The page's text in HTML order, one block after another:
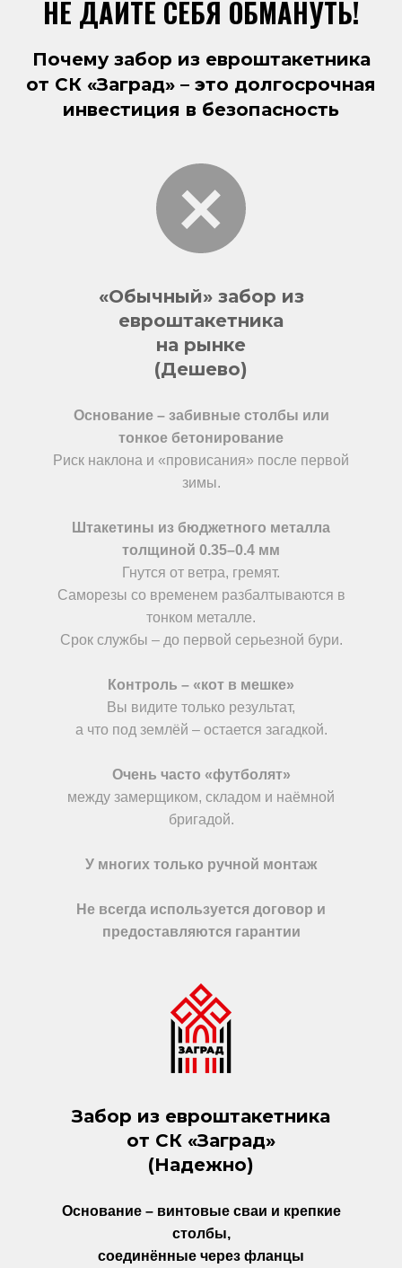
НЕ ДАЙТЕ СЕБЯ ОБМАНУТЬ!
Почему забор из евроштакетника
от СК «Заград» – это долгосрочная
инвестиция в безопасность
«Обычный» забор из
евроштакетника
на рынке
(Дешево)
Основание – забивные столбы или
тонкое бетонирование
Риск наклона и «провисания» после первой
зимы.
Штакетины из бюджетного металла
толщиной 0.35–0.4 мм
Гнутся от ветра, гремят.
Саморезы со временем разбалтываются в
тонком металле.
Срок службы – до первой серьезной бури.
Контроль – «кот в мешке»
Вы видите только результат,
а что под землёй – остается загадкой.
Очень часто «футболят»
между замерщиком, складом и наёмной
бригадой.
У многих только ручной монтаж
Не всегда используется договор и
предоставляются гарантии
Забор из евроштакетника
от СК «Заград»
(Надежно)
Основание – винтовые сваи и крепкие
столбы,
соединённые через фланцы